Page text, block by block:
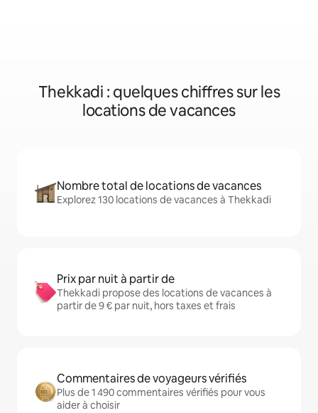
Thekkadi : quelques chiffres sur les
locations de vacances
Nombre total de locations de vacances
Explorez 130 locations de vacances à Thekkadi
Prix par nuit à partir de
Thekkadi propose des locations de vacances à
partir de 9 € par nuit, hors taxes et frais
Commentaires de voyageurs vérifiés
Plus de 1 490 commentaires vérifiés pour vous
aider à choisir